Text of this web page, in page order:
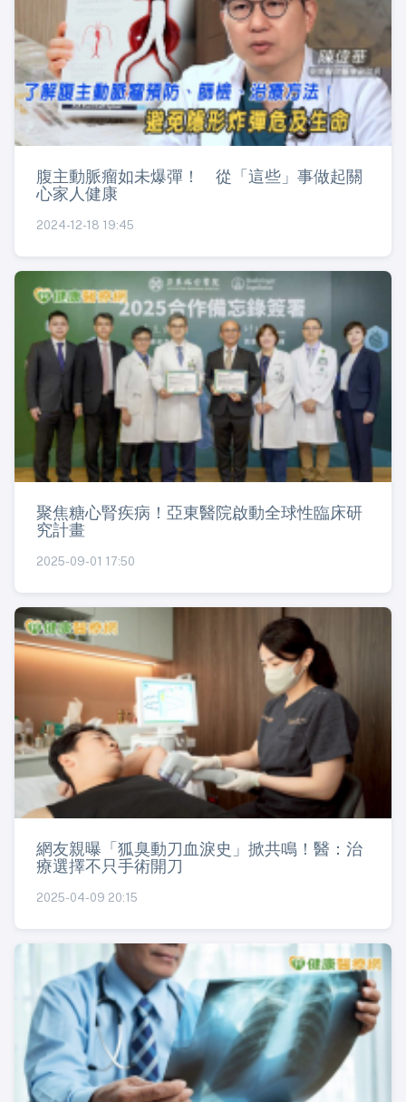
腹主動脈瘤如未爆彈！ 從「這些」事做起關
心家人健康
2024-12-18 19:45
聚焦糖心腎疾病！亞東醫院啟動全球性臨床研
究計畫
2025-09-01 17:50
網友親曝「狐臭動刀血淚史」掀共鳴！醫：治
療選擇不只手術開刀
2025-04-09 20:15